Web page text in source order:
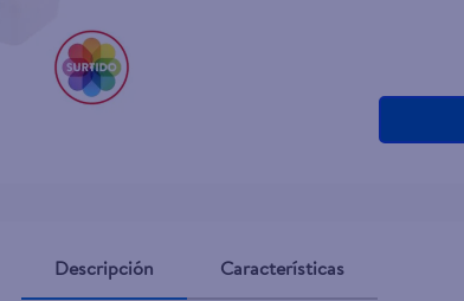
Descripción Características